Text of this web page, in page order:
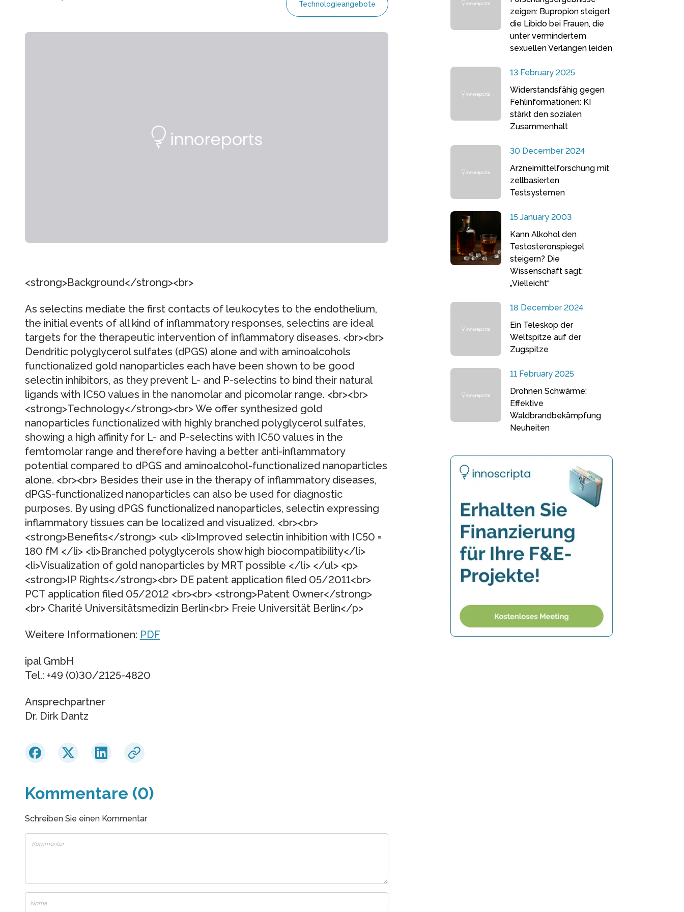
Technologieangebote
<strong>Background</strong><br>
As selectins mediate the first contacts of leukocytes to the endothelium,
the initial events of all kind of inflammatory responses, selectins are ideal
targets for the therapeutic intervention of inflammatory diseases. <br><br>
Dendritic polyglycerol sulfates (dPGS) alone and with aminoalcohols
functionalized gold nanoparticles each have been shown to be good
selectin inhibitors, as they prevent L- and P-selectins to bind their natural
ligands with IC50 values in the nanomolar and picomolar range. <br><br>
<strong>Technology</strong><br> We offer synthesized gold
nanoparticles functionalized with highly branched polyglycerol sulfates,
showing a high affinity for L- and P-selectins with IC50 values in the
femtomolar range and therefore having a better anti-inflammatory
potential compared to dPGS and aminoalcohol-functionalized nanoparticles
alone. <br><br> Besides their use in the therapy of inflammatory diseases,
dPGS-functionalized nanoparticles can also be used for diagnostic
purposes. By using dPGS functionalized nanoparticles, selectin expressing
inflammatory tissues can be localized and visualized. <br><br>
<strong>Benefits</strong> <ul> <li>Improved selectin inhibition with IC50 =
180 fM </li> <li>Branched polyglycerols show high biocompatibility</li>
<li>Visualization of gold nanoparticles by MRT possible </li> </ul> <p>
<strong>IP Rights</strong><br> DE patent application filed 05/2011<br>
PCT application filed 05/2012 <br><br> <strong>Patent Owner</strong>
<br> Charité Universitätsmedizin Berlin<br> Freie Universität Berlin</p>
Weitere Informationen: PDF
ipal GmbH
Tel.: +49 (0)30/2125-4820
Ansprechpartner
Dr. Dirk Dantz
Kommentare (0)
Schreiben Sie einen Kommentar
zeigen: Bupropion steigert
die Libido bei Frauen, die
unter vermindertem
sexuellen Verlangen leiden
13 February 2025
Widerstandsfähig gegen
Fehlinformationen: KI
stärkt den sozialen
Zusammenhalt
30 December 2024
Arzneimittelforschung mit
zellbasierten
Testsystemen
15 January 2003
Kann Alkohol den
Testosteronspiegel
steigern? Die
Wissenschaft sagt:
„Vielleicht“
18 December 2024
Ein Teleskop der
Weltspitze auf der
Zugspitze
11 February 2025
Drohnen Schwärme:
Effektive
Waldbrandbekämpfung
Neuheiten